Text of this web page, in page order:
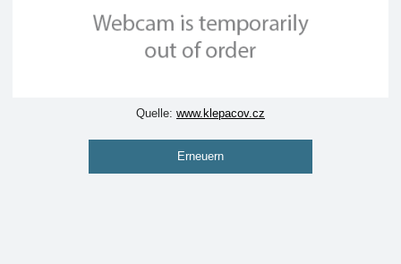
Quelle: www.klepacov.cz
Erneuern